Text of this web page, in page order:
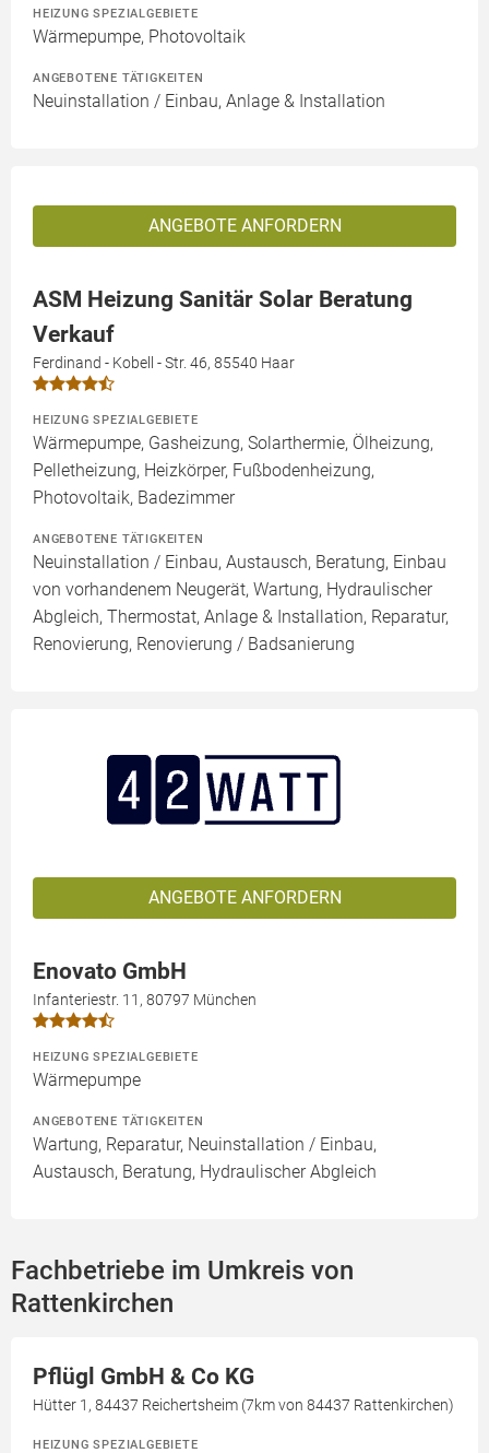
HEIZUNG SPEZIALGEBIETE
Wärmepumpe, Photovoltaik
ANGEBOTENE TÄTIGKEITEN
Neuinstallation / Einbau, Anlage & Installation
ANGEBOTE ANFORDERN
ASM Heizung Sanitär Solar Beratung
Verkauf
Ferdinand - Kobell - Str. 46, 85540 Haar
HEIZUNG SPEZIALGEBIETE
Wärmepumpe, Gasheizung, Solarthermie, Ölheizung,
Pelletheizung, Heizkörper, Fußbodenheizung,
Photovoltaik, Badezimmer
ANGEBOTENE TÄTIGKEITEN
Neuinstallation / Einbau, Austausch, Beratung, Einbau
von vorhandenem Neugerät, Wartung, Hydraulischer
Abgleich, Thermostat, Anlage & Installation, Reparatur,
Renovierung, Renovierung / Badsanierung
ANGEBOTE ANFORDERN
Enovato GmbH
Infanteriestr. 11, 80797 München
HEIZUNG SPEZIALGEBIETE
Wärmepumpe
ANGEBOTENE TÄTIGKEITEN
Wartung, Reparatur, Neuinstallation / Einbau,
Austausch, Beratung, Hydraulischer Abgleich
Fachbetriebe im Umkreis von
Rattenkirchen
Pflügl GmbH & Co KG
Hütter 1, 84437 Reichertsheim (7km von 84437 Rattenkirchen)
HEIZUNG SPEZIALGEBIETE